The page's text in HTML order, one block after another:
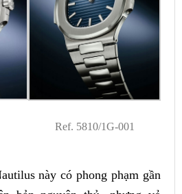
Ref. 5810/1G-001
này có phong phạm gần